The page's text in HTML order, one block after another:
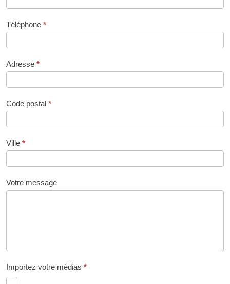
Téléphone *
Adresse *
Code postal *
Ville *
Votre message
Importez votre médias *